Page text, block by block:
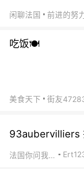
闲聊法国 前进的努
吃饭🍽️
美食天下
93aubervilliers
法国你问我答